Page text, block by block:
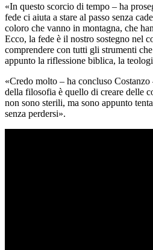
«In questo scorcio di tempo – ha
fede ci aiuta a stare al passo senza
coloro che vanno in montagna, che
Ecco, la fede è il nostro sostegno nel
comprendere con tutti gli strumenti
appunto la riflessione biblica, la
«Credo molto – ha concluso
della filosofia è quello di creare delle
non sono sterili, ma sono appunto
senza perdersi».